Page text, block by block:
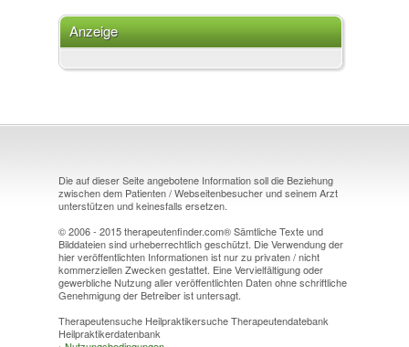
Anzeige
Die auf dieser Seite angebotene Information soll die Beziehung
zwischen dem Patienten / Webseitenbesucher und seinem Arzt
unterstützen und keinesfalls ersetzen.
© 2006 - 2015 therapeutenfinder.com® Sämtliche Texte und
Bilddateien sind urheberrechtlich geschützt. Die Verwendung der
hier veröffentlichten Informationen ist nur zu privaten / nicht
kommerziellen Zwecken gestattet. Eine Vervielfältigung oder
gewerbliche Nutzung aller veröffentlichten Daten ohne schriftliche
Genehmigung der Betreiber ist untersagt.
Therapeutensuche Heilpraktikersuche Therapeutendatebank
Heilpraktikerdatenbank